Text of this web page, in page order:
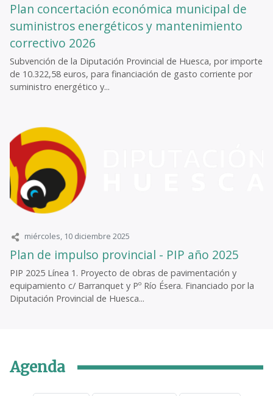
Plan concertación económica municipal de
suministros energéticos y mantenimiento
correctivo 2026
Subvención de la Diputación Provincial de Huesca, por importe
de 10.322,58 euros, para financiación de gasto corriente por
suministro energético y...
miércoles, 10 diciembre 2025
Plan de impulso provincial - PIP año 2025
PIP 2025 Línea 1. Proyecto de obras de pavimentación y
equipamiento c/ Barranquet y Pº Río Ésera. Financiado por la
Diputación Provincial de Huesca...
Agenda